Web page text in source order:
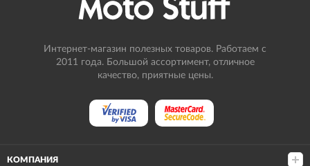
Интернет-магазин полезных товаров. Работаем с
2011 года. Большой ассортимент, отличное
качество, приятные цены.
КОМПАНИЯ